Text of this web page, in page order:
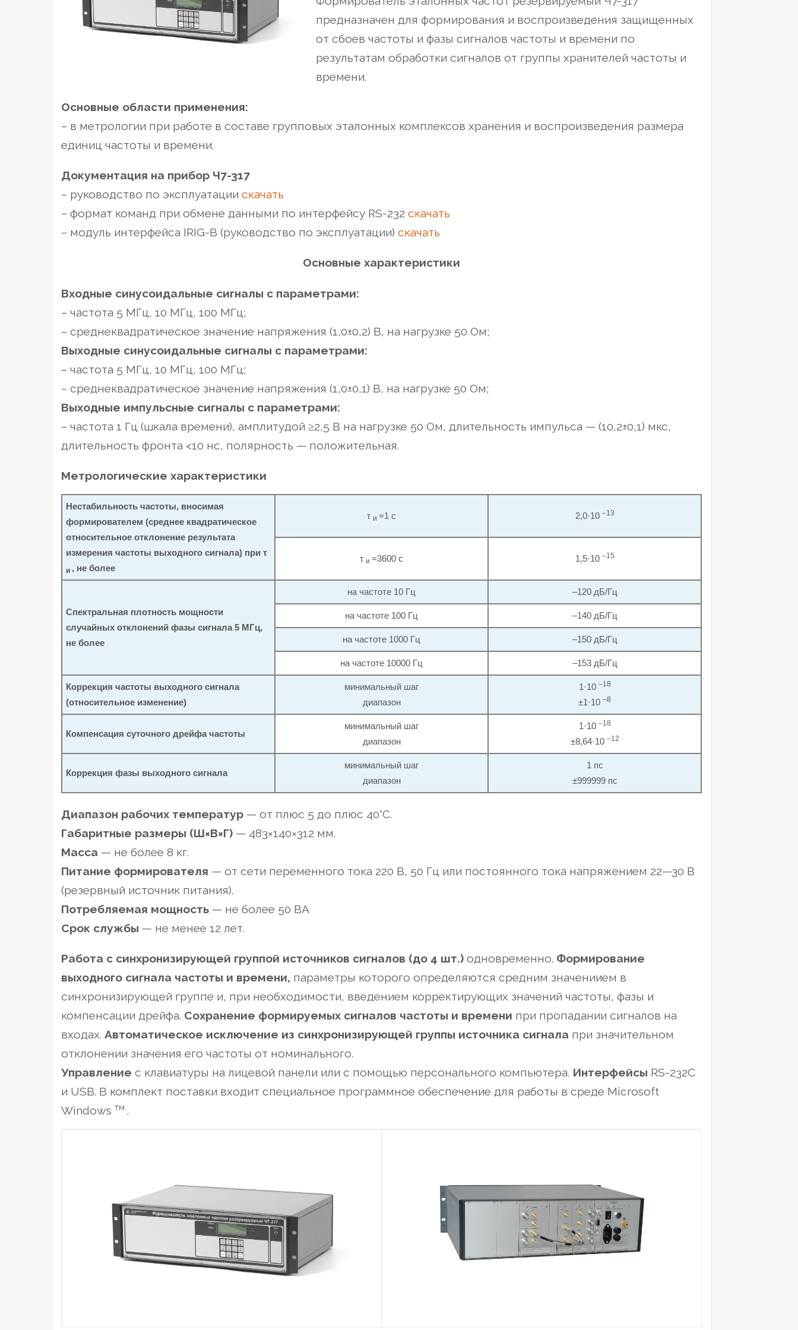
предназначен для формирования и воспроизведения защищенных
от сбоев частоты и фазы сигналов частоты и времени по
результатам обработки сигналов от группы хранителей частоты и
времени.
Основные области применения:
– в метрологии при работе в составе групповых эталонных комплексов хранения и воспроизведения размера
единиц частоты и времени.
Документация на прибор Ч7-317
– руководство по эксплуатации скачать
– формат команд при обмене данными по интерфейсу RS-232 скачать
– модуль интерфейса IRIG-B (руководство по эксплуатации) скачать
Основные характеристики
Входные синусоидальные сигналы с параметрами:
– частота 5 МГц, 10 МГц, 100 МГц;
– среднеквадратическое значение напряжения (1,0±0,2) В, на нагрузке 50 Ом;
Выходные синусоидальные сигналы с параметрами:
– частота 5 МГц, 10 МГц, 100 МГц;
– среднеквадратическое значение напряжения (1,0±0,1) В, на нагрузке 50 Ом;
Выходные импульсные сигналы с параметрами:
– частота 1 Гц (шкала времени), амплитудой ≥2,5 В на нагрузке 50 Ом, длительность импульса — (10,2±0,1) мкс,
длительность фронта <10 нс, полярность — положительная.
Метрологические характеристики
Нестабильность частоты, вносимая
формирователем (среднее квадратическое
относительное отклонение результата
измерения частоты выходного сигнала) при τ
и , не более
τ и =1 с 2,0·10 –13
τ и =3600 с 1,5·10 –15
Спектральная плотность мощности
случайных отклонений фазы сигнала 5 МГц,
не более
на частоте 10 Гц –120 дБ/Гц
на частоте 100 Гц –140 дБ/Гц
на частоте 1000 Гц –150 дБ/Гц
на частоте 10000 Гц –153 дБ/Гц
Коррекция частоты выходного сигнала
(относительное изменение)
минимальный шаг
диапазон
1·10 –18
±1·10 –8
Компенсация суточного дрейфа частоты
минимальный шаг
диапазон
1·10 –18
±8,64·10 –12
Коррекция фазы выходного сигнала
минимальный шаг
диапазон
1 пс
±999999 пс
Диапазон рабочих температур — от плюс 5 до плюс 40°С.
Габаритные размеры (Ш×В×Г) — 483×140×312 мм.
Масса — не более 8 кг.
Питание формирователя — от сети переменного тока 220 В, 50 Гц или постоянного тока напряжением 22—30 В
(резервный источник питания).
Потребляемая мощность — не более 50 ВА
Срок службы — не менее 12 лет.
Работа с синхронизирующей группой источников сигналов (до 4 шт.) одновременно. Формирование
выходного сигнала частоты и времени, параметры которого определяются средним значениием в
синхронизирующей группе и, при необходимости, введением корректирующих значений частоты, фазы и
компенсации дрейфа. Сохранение формируемых сигналов частоты и времени при пропадании сигналов на
входах. Автоматическое исключение из синхронизирующей группы источника сигнала при значительном
отклонении значения его частоты от номинального.
Управление с клавиатуры на лицевой панели или с помощью персонального компьютера. Интерфейсы RS-232C
и USB. В комплект поставки входит специальное программное обеспечение для работы в среде Microsoft
Windows тм .